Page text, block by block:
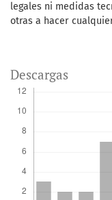
legales ni medidas
otras a hacer
Descargas